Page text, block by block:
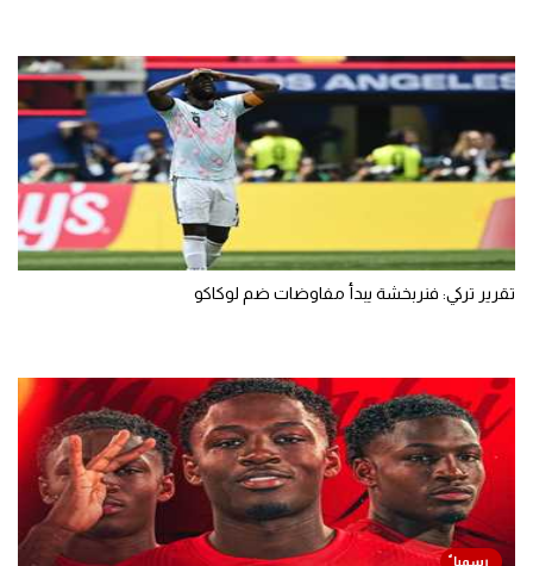
تقرير تركي: فنربخشة يبدأ مفاوضات ضم لوكاكو